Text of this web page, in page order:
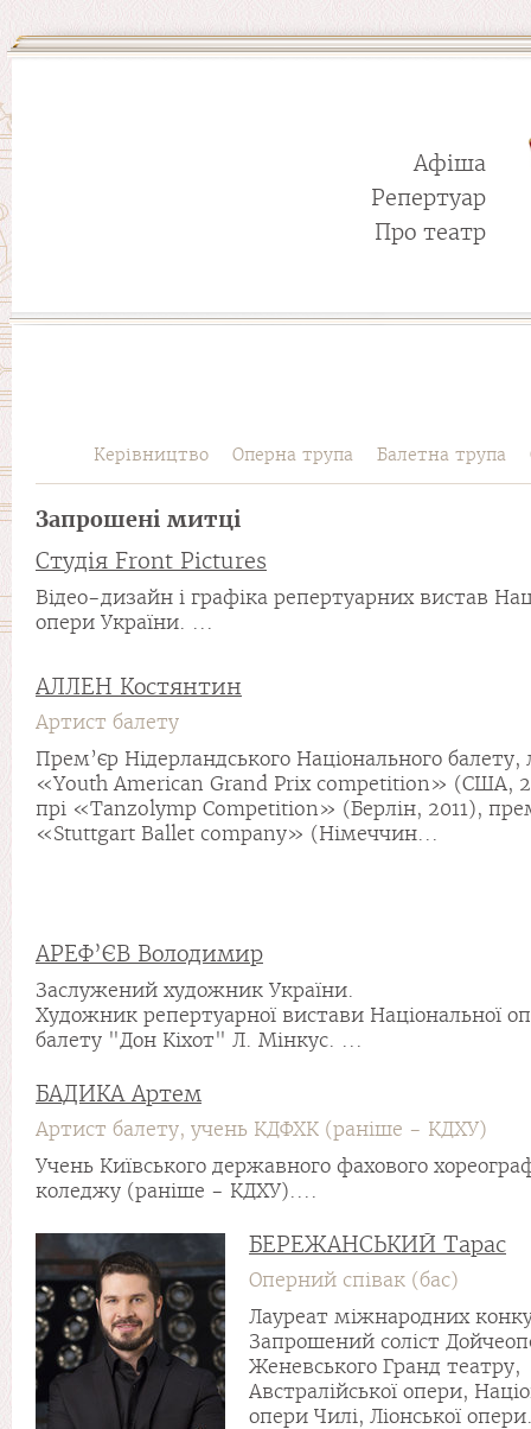
Афіша
Репертуар
Про театр
Керівництво Оперна трупа Балетна трупа
Запрошені митці
Cтудія Front Pictures
Відео-дизайн і графіка репертуарних вистав
опери України. ...
АЛЛЕН Костянтин
Артист балету
Прем’єр Нідерландського Національного балету,
«Youth American Grand Prix competition» (США,
прі «Tanzolymp Competition» (Берлін, 2011),
«Stuttgart Ballet company» (Німеччин...
АРЕФ’ЄВ Володимир
Заслужений художник України.
Художник репертуарної вистави Національної
балету "Дон Кіхот" Л. Мінкус. ...
БАДИКА Артем
Артист балету, учень КДФХК (раніше - КДХУ)
Учень Київського державного фахового
коледжу (раніше - КДХУ)....
БЕРЕЖАНСЬКИЙ Тарас
Оперний співак (бас)
Лауреат міжнародних
Запрошений соліст
Женевського Гранд театру,
Австралійської опери,
опери Чилі, Ліонської